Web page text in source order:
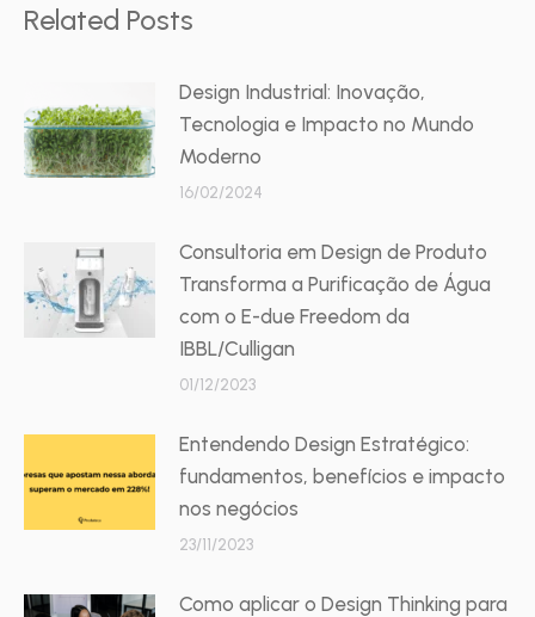
Related Posts
Design Industrial: Inovação,
Tecnologia e Impacto no Mundo
Moderno
16/02/2024
Consultoria em Design de Produto
Transforma a Purificação de Água
com o E-due Freedom da
IBBL/Culligan
01/12/2023
Entendendo Design Estratégico:
fundamentos, benefícios e impacto
nos negócios
23/11/2023
Como aplicar o Design Thinking para